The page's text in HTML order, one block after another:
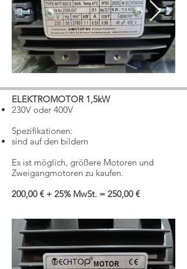
ELEKTROMOTOR 1,5kW
230V oder 400V
Spezifikationen:
sind auf den bildern
Es ist möglich, größere Motoren und
Zweigangmotoren zu kaufen.
200,00 € + 25% MwSt. = 250,00 €